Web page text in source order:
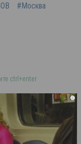
#Москва
ctrl+enter
i